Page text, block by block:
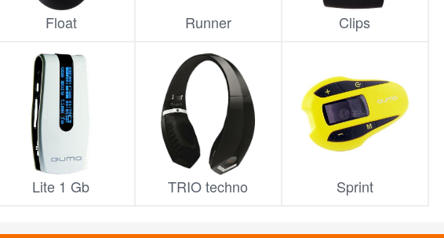
Float Runner Clips
Lite 1 Gb TRIO techno Sprint